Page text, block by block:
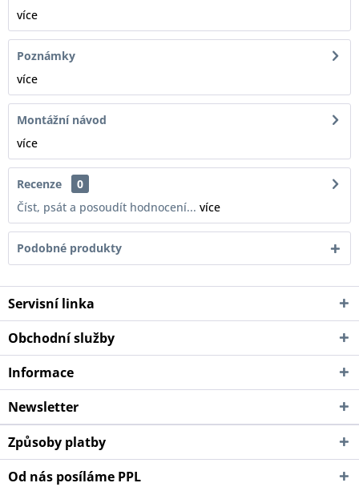
více
Poznámky
více
Montážní návod
více
Recenze
0
Číst, psát a posoudít hodnocení... více
Podobné produkty
Servisní linka
Obchodní služby
Informace
Newsletter
Způsoby platby
Od nás posíláme PPL